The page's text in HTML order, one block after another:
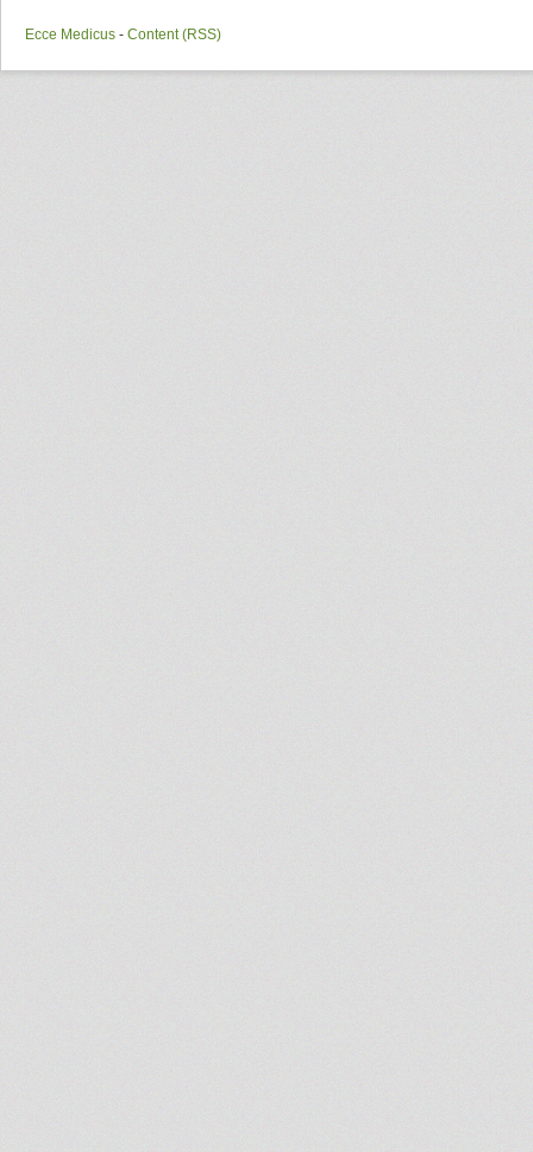
Ecce Medicus - Content (RSS)